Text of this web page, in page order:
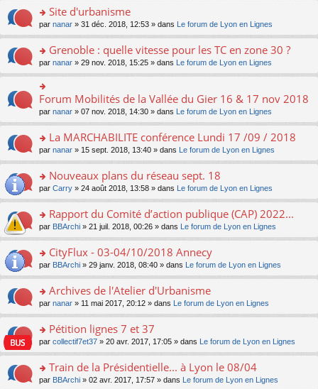
ré
c
e
nt
le
pl
u
ré
c
e
nt
n
n
le
pl
u
s
ré
c
e
nt
a
g
e
n
n
le
pl
u
s
c
e
nt
m
e
a
g
e
n
o
lu
pl
u
s
c
e
nt
ult
er
le
m
e
s
g
e
n
o
lu
pl
u
s
c
e
nt
o
n
ult
er
le
m
e
s
g
e
n
o
lu
pl
u
s
c
e
nt
Site d'urbanisme
par nanar » 31 déc. 2018, 12:53 » dans Le forum de Lyon en Lignes
o
n
s
ult
er
le
m
e
s
g
e
n
o
lu
pl
u
s
c
e
nt
Grenoble : quelle vitesse pour les TC en zone 30 ?
par nanar » 29 nov. 2018, 15:25 » dans Le forum de Lyon en Lignes
o
n
er
le
m
e
s
a
g
e
n
n
lu
le
pl
u
c
e
nt
Forum Mobilités de la Vallée du Gier 16 & 17 nov 2018
par nanar » 07 nov. 2018, 14:30 » dans Le forum de Lyon en Lignes
o
n
ult
er
le
m
e
a
g
e
n
n
le
pl
u
ré
c
La MARCHABILITE conférence Lundi 17 /09 / 2018
par nanar » 15 sept. 2018, 13:40 » dans Le forum de Lyon en Lignes
o
n
ult
er
le
m
e
a
g
e
n
n
le
pl
Nouveaux plans du réseau sept. 18
par Carry » 24 août 2018, 13:58 » dans Le forum de Lyon en Lignes
o
n
ult
er
le
m
e
a
g
e
n
n
Rapport du Comité d’action publique (CAP) 2022...
par BBArchi » 21 juil. 2018, 00:26 » dans Le forum de Lyon en Lignes
o
n
ult
er
le
m
e
a
g
CityFlux - 03-04/10/2018 Annecy
par BBArchi » 29 janv. 2018, 08:40 » dans Le forum de Lyon en Lignes
o
n
ult
er
le
m
e
Archives de l'Atelier d'Urbanisme
par nanar » 11 mai 2017, 20:12 » dans Le forum de Lyon en Lignes
o
n
ult
er
Pétition lignes 7 et 37
par collectif7et37 » 20 avr. 2017, 17:05 » dans Le forum de Lyon en Lignes
o
Train de la Présidentielle... à Lyon le 08/04
par BBArchi » 02 avr. 2017, 17:57 » dans Le forum de Lyon en Lignes